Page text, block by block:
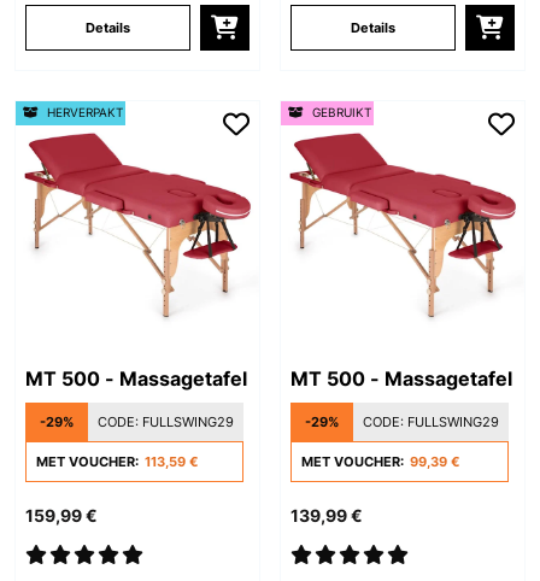
Details Details
MT 500 - Massagetafel
-29% CODE: FULLSWING29
MET VOUCHER: 113,59 €
159,99 €
HERVERPAKT
MT 500 - Massagetafel
-29% CODE: FULLSWING29
MET VOUCHER: 99,39 €
139,99 €
GEBRUIKT